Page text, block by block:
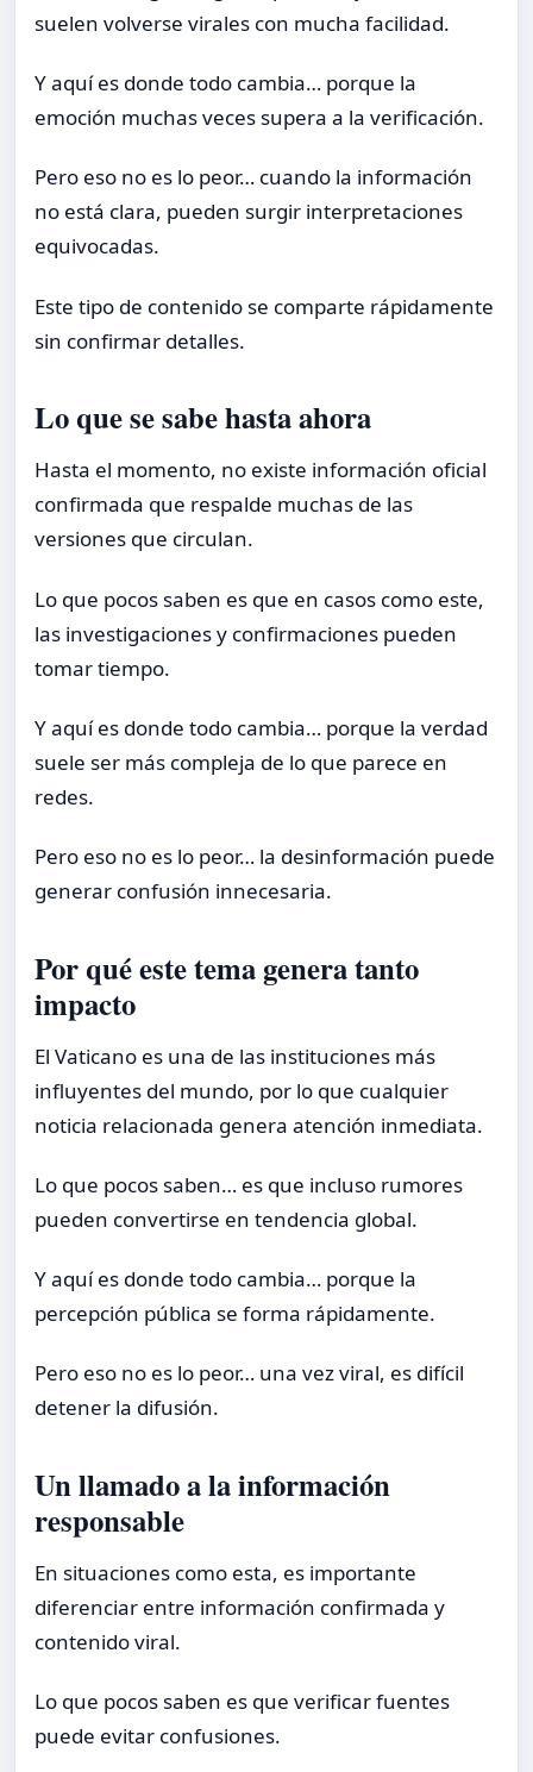
suelen volverse virales con mucha facilidad.
Y aquí es donde todo cambia… porque la
emoción muchas veces supera a la verificación.
Pero eso no es lo peor… cuando la información
no está clara, pueden surgir interpretaciones
equivocadas.
Este tipo de contenido se comparte rápidamente
sin confirmar detalles.
Lo que se sabe hasta ahora
Hasta el momento, no existe información oficial
confirmada que respalde muchas de las
versiones que circulan.
Lo que pocos saben es que en casos como este,
las investigaciones y confirmaciones pueden
tomar tiempo.
Y aquí es donde todo cambia… porque la verdad
suele ser más compleja de lo que parece en
redes.
Pero eso no es lo peor… la desinformación puede
generar confusión innecesaria.
Por qué este tema genera tanto
impacto
El Vaticano es una de las instituciones más
influyentes del mundo, por lo que cualquier
noticia relacionada genera atención inmediata.
Lo que pocos saben… es que incluso rumores
pueden convertirse en tendencia global.
Y aquí es donde todo cambia… porque la
percepción pública se forma rápidamente.
Pero eso no es lo peor… una vez viral, es difícil
detener la difusión.
Un llamado a la información
responsable
En situaciones como esta, es importante
diferenciar entre información confirmada y
contenido viral.
Lo que pocos saben es que verificar fuentes
puede evitar confusiones.